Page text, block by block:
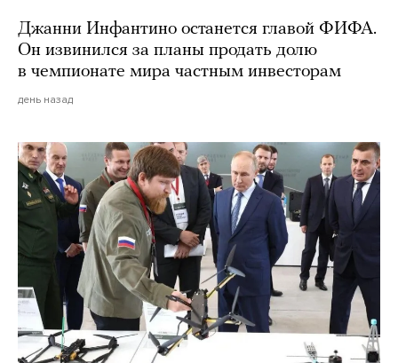
Джанни Инфантино останется главой ФИФА.
Он извинился за планы продать долю
в чемпионате мира частным инвесторам
день назад